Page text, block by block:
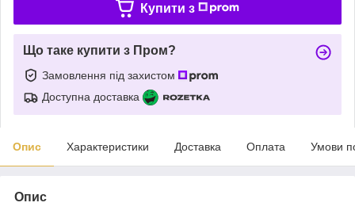
Купити з
Що таке купити з Пром?
Замовлення під захистом
Доступна доставка
Опис Характеристики Доставка Оплата Умови
Опис